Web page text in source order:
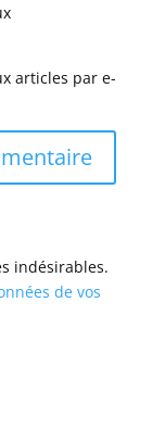
articles par e-
indésirables.
de vos